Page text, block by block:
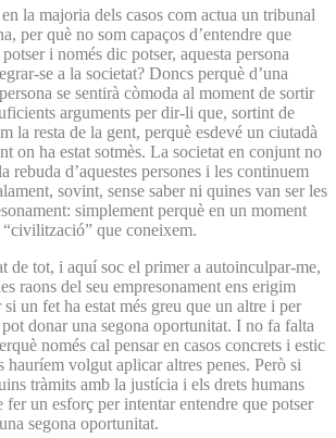
la majoria dels casos com actua un tribunal
per què no som capaços d’entendre que
i només dic potser, aquesta persona
se a la societat? Doncs perquè d’una
se sentirà còmoda al moment de sortir
arguments per dir-li que, sortint de
la resta de la gent, perquè esdevé un ciutadà
on ha estat sotmès. La societat en conjunt no
rebuda d’aquestes persones i les continuem
sovint, sense saber ni quines van ser les
simplement perquè en un moment
que coneixem.
de tot, i aquí soc el primer a autoinculpar-me,
raons del seu empresonament ens erigim
un fet ha estat més greu que un altre i per
donar una segona oportunitat. I no fa falta
només cal pensar en casos concrets i estic
hauríem volgut aplicar altres penes. Però si
tràmits amb la justícia i els drets humans
fer un esforç per intentar entendre que potser
segona oportunitat.